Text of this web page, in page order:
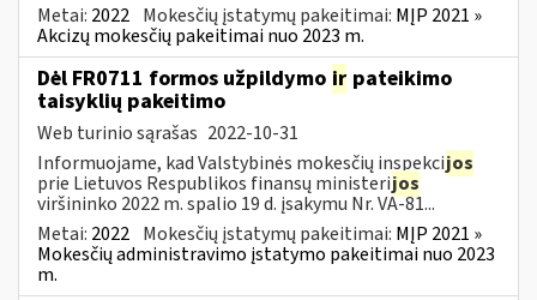
Metai: 2022 Mokesčių įstatymų pakeitimai: MĮP 2021 »
Akcizų mokesčių pakeitimai nuo 2023 m.
Dėl FR0711 formos užpildymo ir pateikimo
taisyklių pakeitimo
Web turinio sąrašas 2022-10-31
Informuojame, kad Valstybinės mokesčių inspekcijos
prie Lietuvos Respublikos finansų ministerijos
viršininko 2022 m. spalio 19 d. įsakymu Nr. VA-81...
Metai: 2022 Mokesčių įstatymų pakeitimai: MĮP 2021 »
Mokesčių administravimo įstatymo pakeitimai nuo 2023
m.